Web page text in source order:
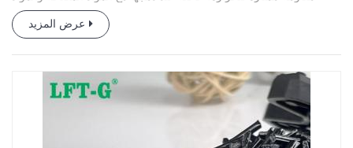
المالئة.
عرض المزيد